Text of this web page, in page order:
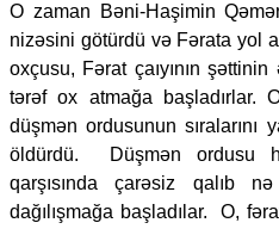
O zaman Bəni-Haşimin
nizəsini götürdü və Fərata yol
oxçusu, Fərat çaıyının şəttinin
tərəf ox atmağa başladırlar.
düşmən ordusunun sıralarını
öldürdü. Düşmən ordusu
qarşısında çarəsiz qalıb
dağılışmağa başladılar. O,